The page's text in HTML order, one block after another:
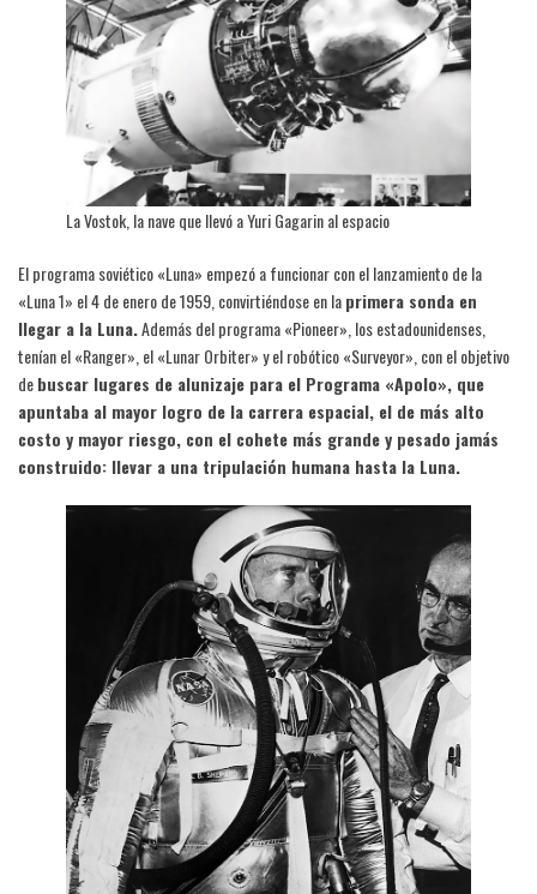
La Vostok, la nave que llevó a Yuri Gagarin al espacio
El programa soviético «Luna» empezó a funcionar con el lanzamiento de la
«Luna 1» el 4 de enero de 1959, convirtiéndose en laprimera sonda en
llegar a la Luna.Además del programa «Pioneer», los estadounidenses,
tenían el «Ranger», el «Lunar Orbiter» y el robótico «Surveyor», con el objetivo
debuscar lugares de alunizaje para el Programa «Apolo», que
apuntaba al mayor logro de la carrera espacial, el de más alto
costo y mayor riesgo, con el cohete más grande y pesado jamás
construido: llevar a una tripulación humana hasta la Luna.